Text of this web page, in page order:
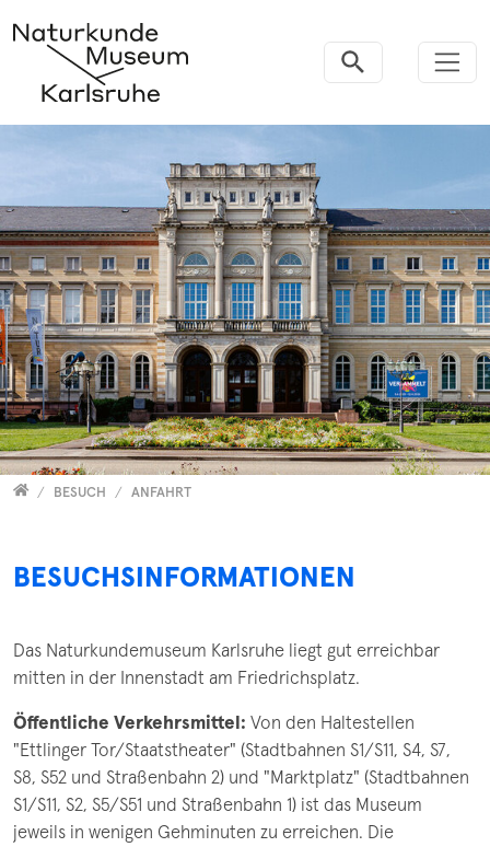
Versammelt
BESUCH ANFAHRT
BESUCHSINFORMATIONEN
Das Naturkundemuseum Karlsruhe liegt gut erreichbar
mitten in der Innenstadt am Friedrichsplatz.
Öffentliche Verkehrsmittel: Von den Haltestellen
"Ettlinger Tor/Staatstheater" (Stadtbahnen S1/S11, S4, S7,
S8, S52 und Straßenbahn 2) und "Marktplatz" (Stadtbahnen
S1/S11, S2, S5/S51 und Straßenbahn 1) ist das Museum
jeweils in wenigen Gehminuten zu erreichen. Die